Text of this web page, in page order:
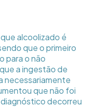
alcoolizado é
que o primeiro
para o não
a ingestão de
necessariamente
que não foi
decorreu